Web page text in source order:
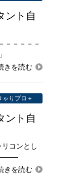
ント自
－－－－－
ゃりプロ＋
ント自
ンとし